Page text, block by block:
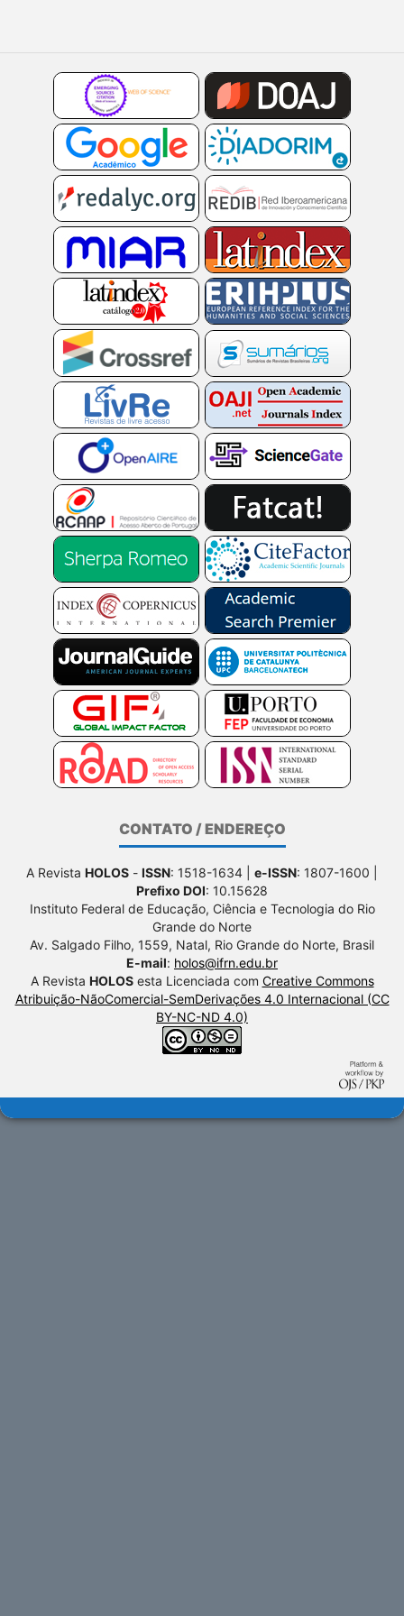
CONTATO / ENDEREÇO
A Revista HOLOS - ISSN: 1518-1634 | e-ISSN: 1807-1600 |
Prefixo DOI: 10.15628
Instituto Federal de Educação, Ciência e Tecnologia do Rio
Grande do Norte
Av. Salgado Filho, 1559, Natal, Rio Grande do Norte, Brasil
E-mail: holos@ifrn.edu.br
A Revista HOLOSesta Licenciada com Creative Commons
Atribuição-NãoComercial-SemDerivações 4.0 Internacional (CC
BY-NC-ND 4.0)